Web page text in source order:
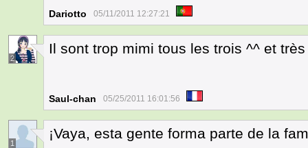
Dariotto 05/11/2011 12:27:21
2
Il sont trop mimi tous les trois ^^ et
Saul-chan 05/25/2011 16:01:56
1
¡Vaya, esta gente forma parte de la